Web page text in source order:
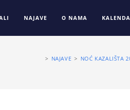
NAJAVE O NAMA
> NAJAVE > NOĆ KAZALIŠTA